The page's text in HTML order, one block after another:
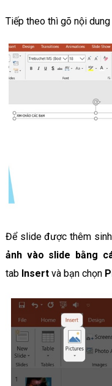
Tiếp theo thì gõ nội
Để slide được thêm
ảnh vào slide bằng
tab Insertvà bạn chọn